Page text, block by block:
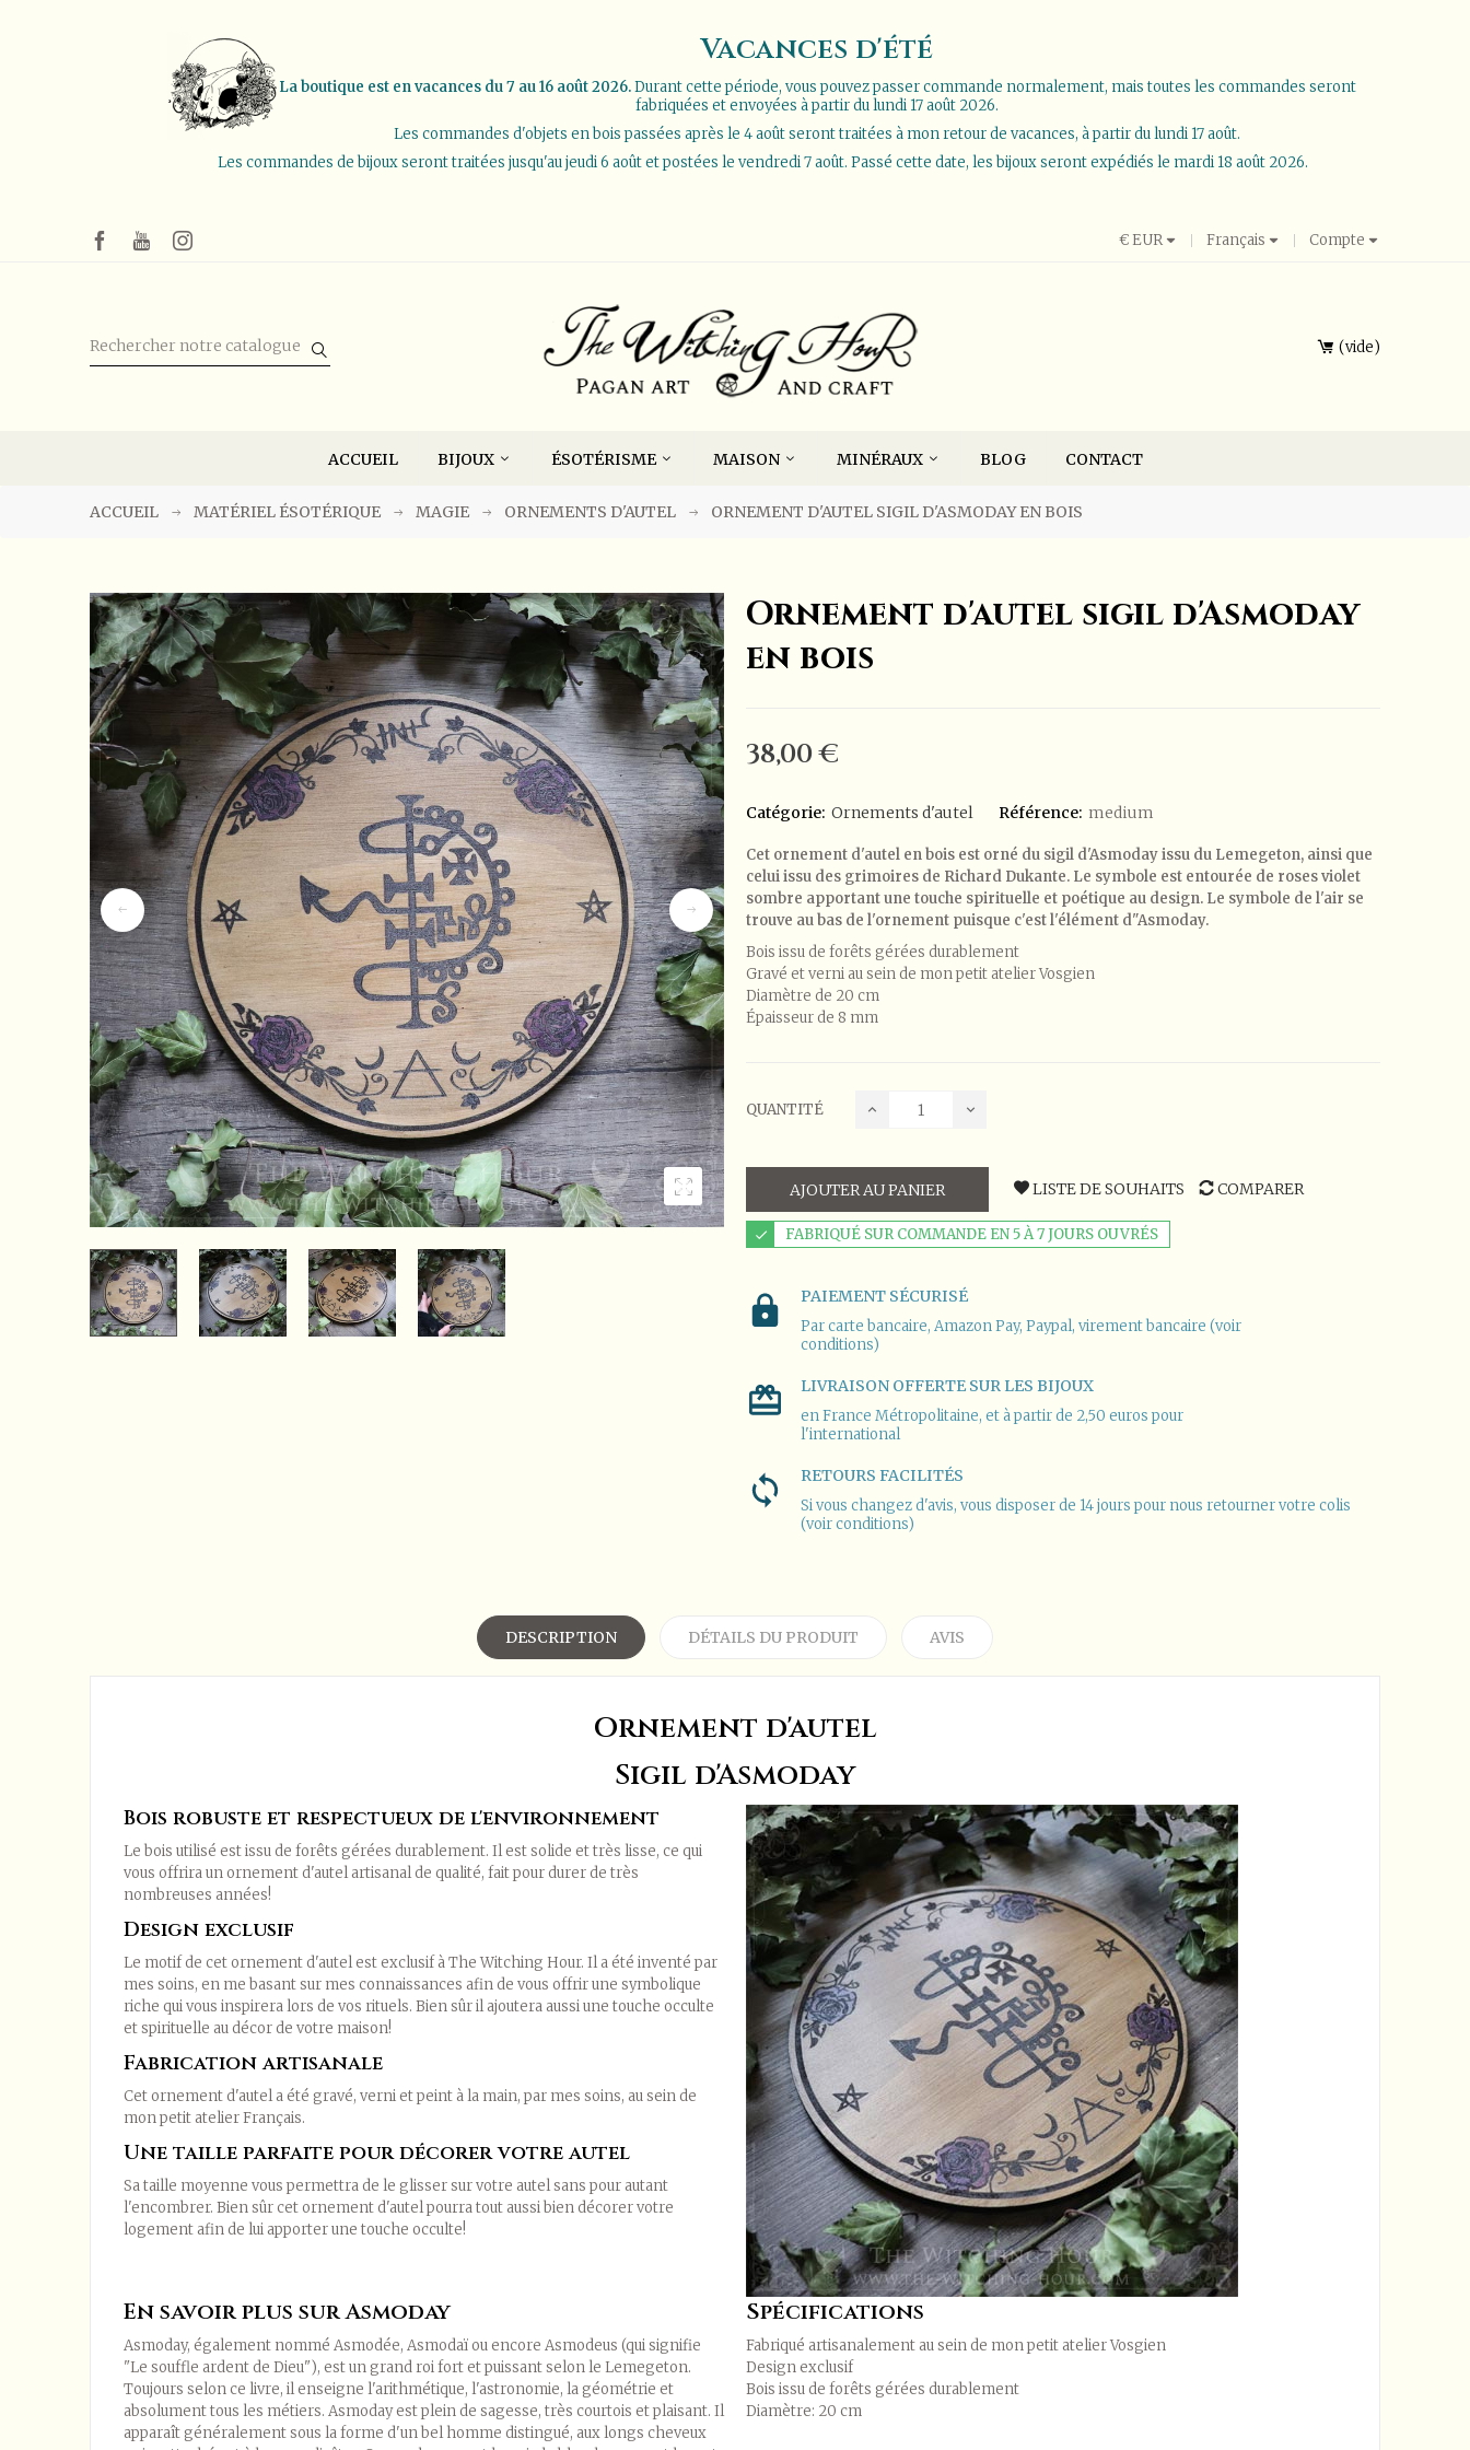
Vacances d'été
La boutique est en vacances du 7 au 16 août 2026.Durant cette période, vous pouvez passer commande normalement, mais toutes les commandes seront
fabriquées et envoyées à partir du lundi 17 août 2026.
Les commandes d'objets en bois passées après le 4 août seront traitées à mon retour de vacances, à partir du lundi 17 août.
Les commandes de bijoux seront traitées jusqu'au jeudi 6 août et postées le vendredi 7 août. Passé cette date, les bijoux seront expédiés le mardi 18 août 2026.
€EUR Français Compte
vide
ACCUEIL BIJOUX ÉSOTÉRISME MAISON MINÉRAUX BLOG CONTACT
ACCUEIL MATÉRIEL ÉSOTÉRIQUE MAGIE ORNEMENTS D'AUTEL ORNEMENT D'AUTEL SIGIL D'ASMODAY EN BOIS
Ornement d'autel sigil d'Asmoday
en bois
38,00 €
Catégorie: Ornements d'autel Référence: medium
Cet ornement d'autel en bois est orné du sigil d'Asmoday issu du Lemegeton, ainsi que
celui issu des grimoires de Richard Dukante. Le symbole est entourée de roses violet
sombre apportant une touche spirituelle et poétique au design. Le symbole de l'air se
trouve au bas de l'ornement puisque c'est l'élément d"Asmoday.
Bois issu de forêts gérées durablement
Gravé et verni au sein de mon petit atelier Vosgien
Diamètre de 20 cm
Épaisseur de 8 mm
QUANTITÉ
AJOUTER AU PANIER LISTE DE SOUHAITS COMPARER
FABRIQUÉ SUR COMMANDE EN 5 À 7 JOURS OUVRÉS
PAIEMENT SÉCURISÉ
Par carte bancaire, Amazon Pay, Paypal, virement bancaire (voir
conditions)
LIVRAISON OFFERTE SUR LES BIJOUX
en France Métropolitaine, et à partir de 2,50 euros pour
l'international
RETOURS FACILITÉS
Si vous changez d'avis, vous disposer de 14 jours pour nous retourner votre colis
(voir conditions)
DESCRIPTION DÉTAILS DU PRODUIT AVIS
Ornement d'autel
Sigil d'Asmoday
Bois robuste et respectueux de l'environnement
Le bois utilisé est issu de forêts gérées durablement. Il est solide et très lisse, ce qui
vous offrira un ornement d'autel artisanal de qualité, fait pour durer de très
nombreuses années!
Design exclusif
Le motif de cet ornement d'autel est exclusif à The Witching Hour. Il a été inventé par
mes soins, en me basant sur mes connaissances afin de vous offrir une symbolique
riche qui vous inspirera lors de vos rituels. Bien sûr il ajoutera aussi une touche occulte
et spirituelle au décor de votre maison!
Fabrication artisanale
Cet ornement d'autel a été gravé, verni et peint à la main, par mes soins, au sein de
mon petit atelier Français.
Une taille parfaite pour décorer votre autel
Sa taille moyenne vous permettra de le glisser sur votre autel sans pour autant
l'encombrer. Bien sûr cet ornement d'autel pourra tout aussi bien décorer votre
logement afin de lui apporter une touche occulte!
En savoir plus sur Asmoday
Asmoday, également nommé Asmodée, Asmodaï ou encore Asmodeus (qui signifie
"Le souffle ardent de Dieu"), est un grand roi fort et puissant selon le Lemegeton.
Toujours selon ce livre, il enseigne l'arithmétique, l'astronomie, la géométrie et
absolument tous les métiers. Asmoday est plein de sagesse, très courtois et plaisant. Il
apparaît généralement sous la forme d'un bel homme distingué, aux longs cheveux
Spécifications
Fabriqué artisanalement au sein de mon petit atelier Vosgien
Design exclusif
Bois issu de forêts gérées durablement
Diamètre: 20 cm